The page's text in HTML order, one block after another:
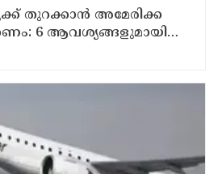
തുറക്കാന്‍ അമേരിക്ക
6 ആവശ്യങ്ങളുമായി
കൗണ്‍സില്‍